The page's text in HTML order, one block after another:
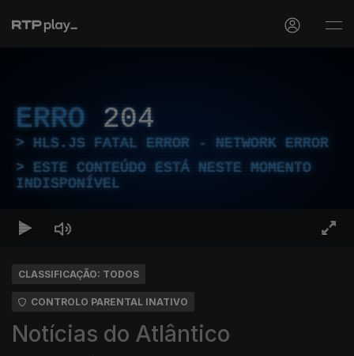
ERRO 204
HLS.JS FATAL ERROR - NETWORK ERROR
ESTE CONTEÚDO ESTÁ NESTE MOMENTO
INDISPONÍVEL
CLASSIFICAÇÃO: TODOS
CONTROLO PARENTAL INATIVO
Notícias do Atlântico